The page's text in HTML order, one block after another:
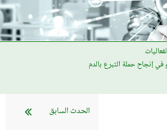
إنجاح حملة التبرع بالدم
الحدث السابق